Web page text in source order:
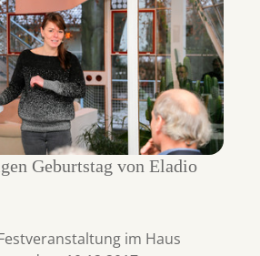
Geburtstag von Eladio
im Haus